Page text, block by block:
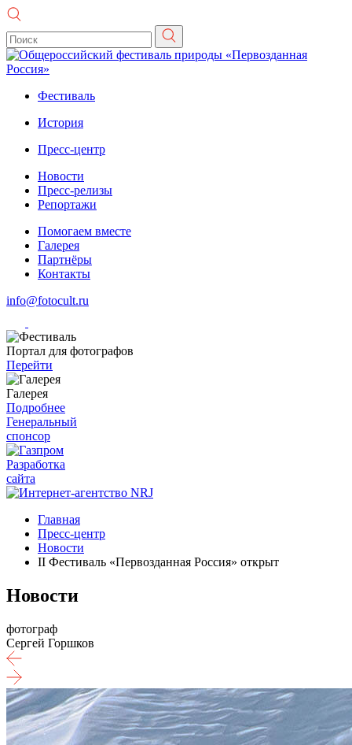
Фестиваль
История
Пресс-центр
Новости
Пресс-релизы
Репортажи
Помогаем вместе
Галерея
Партнёры
Контакты
info@fotocult.ru
Портал для фотографов
Перейти
Галерея
Подробнее
Генеральный
спонсор
Разработка
сайта
Главная
Пресс-центр
Новости
II Фестиваль «Первозданная Россия» открыт
Новости
фотограф
Сергей Горшков